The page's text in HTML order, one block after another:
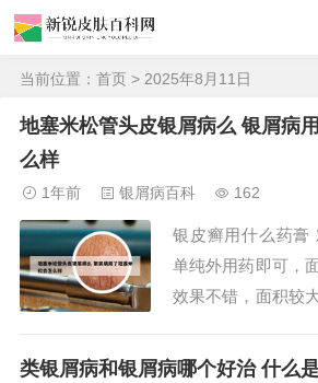
当前位置： 首页 > 2025年8月11日
地塞米松管头皮银屑病么 银屑病
么样
1年前 银屑病百科 162
银皮癣用什么药膏
单纯外用药即可，
效果不错，面积较
泊三醇乳膏等，还
类银屑病和银屑病哪个好治 什么